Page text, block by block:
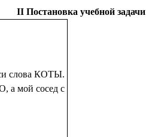
ΙΙ Постановка учебной задачи
слова КОТЫ.
а мой сосед с